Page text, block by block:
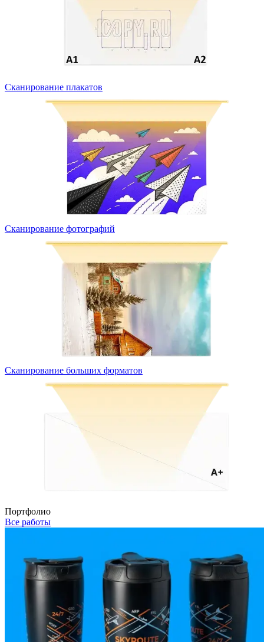
Сканирование плакатов
Сканирование фотографий
Сканирование больших форматов
Портфолио
Все работы